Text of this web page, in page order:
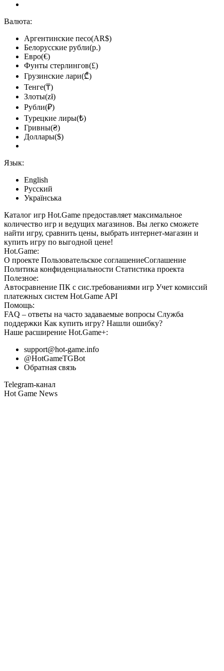
Валюта:
Аргентинские песо(AR$)
Белорусские рубли(р.)
Евро(€)
Фунты стерлингов(£)
Грузинские лари(₾)
Тенге(₸)
Злоты(zł)
Рубли(₽)
Турецкие лиры(₺)
Гривны(₴)
Доллары($)
Язык:
English
Русский
Українська
Каталог игр Hot.Game предоставляет максимальное
количество игр и ведущих магазинов. Вы легко сможете
найти игру, сравнить цены, выбрать интернет-магазин и
купить игру по выгодной цене!
Hot.Game:
О проекте Пользовательское соглашениеСоглашение
Политика конфиденциальности Статистика проекта
Полезное:
Автосравнение ПК с сис.требованиями игр Учет комиссий
платежных систем Hot.Game API
Помощь:
FAQ – ответы на часто задаваемые вопросы Служба
поддержки Как купить игру? Нашли ошибку?
Наше расширение Hot.Game+:
support@hot-game.info
@HotGameTGBot
Обратная связь
Telegram-канал
Hot Game News